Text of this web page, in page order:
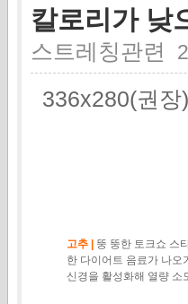
칼로리가 낮
스트레칭관련
336x280(권
고추 | 뚱 뚱한 토크쇼 스
한 다이어트 음료가 나오
신경을 활성화해 열량 소